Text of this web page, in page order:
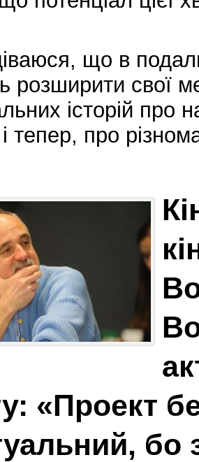
що в
розширити свої
історій про
тепер, про
«Проект
бо